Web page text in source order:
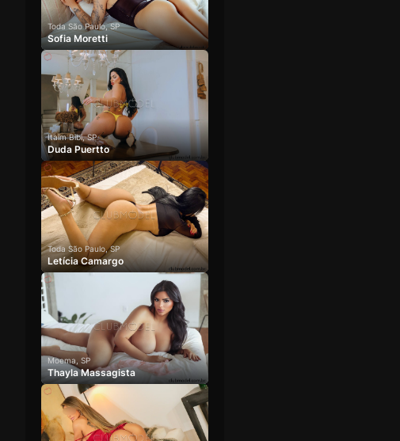
Toda São Paulo, SP
Sofia Moretti
Itaim Bibi, SP
Duda Puertto
Toda São Paulo, SP
Letícia Camargo
Moema, SP
Thayla Massagista